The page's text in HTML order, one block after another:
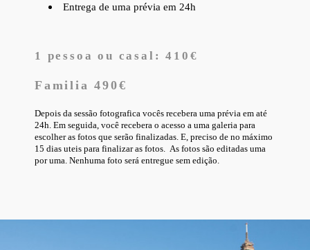
Entrega de uma prévia em 24h
1 pessoa ou casal: 410€
Familia 490€
Depois da sessão fotografica vocês recebera uma prévia em até
24h. Em seguida, você recebera o acesso a uma galeria para
escolher as fotos que serão finalizadas. E, preciso de no máximo
15 dias uteis para finalizar as fotos. As fotos são editadas uma
por uma. Nenhuma foto será entregue sem edição.